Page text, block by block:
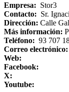
Empresa: Stor3
Contacto: Sr.
Dirección: Calle
Más información:
Teléfono: 93 707
Correo electrónico:
Web:
Facebook:
X:
Youtube: